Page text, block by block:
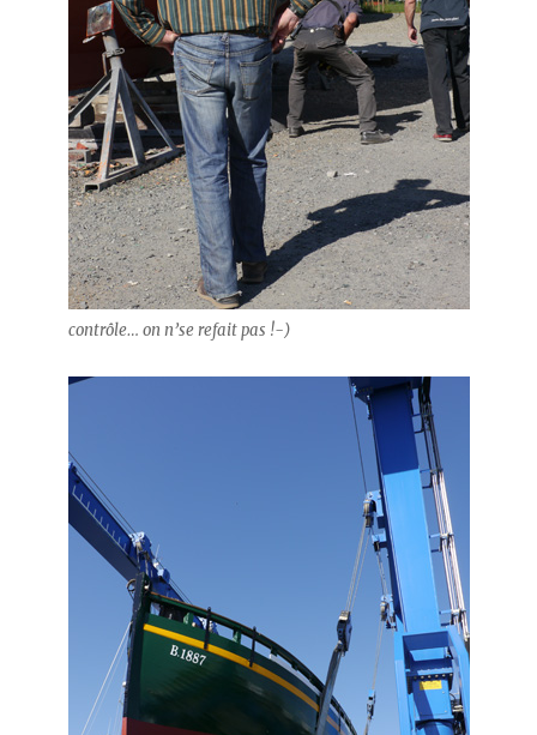
contrôle… on n’se refait pas !-)